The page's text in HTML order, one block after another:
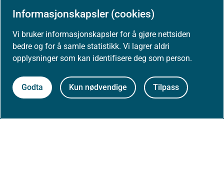
Informasjonskapsler (cookies)
Vi bruker informasjonskapsler for å gjøre nettsiden
bedre og for å samle statistikk. Vi lagrer aldri
opplysninger som kan identifisere deg som person.
Godta Kun nødvendige Tilpass
Nyheter
Arrangementer
Høringer